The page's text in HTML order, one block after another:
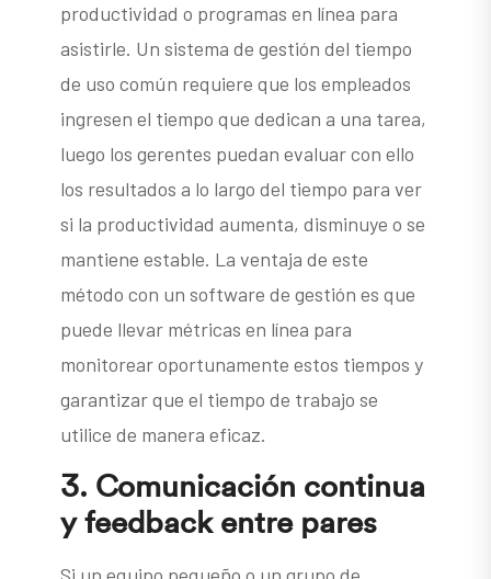
productividad o programas en línea para
asistirle. Un sistema de gestión del tiempo
de uso común requiere que los empleados
ingresen el tiempo que dedican a una tarea,
luego los gerentes puedan evaluar con ello
los resultados a lo largo del tiempo para ver
si la productividad aumenta, disminuye o se
mantiene estable. La ventaja de este
método con un software de gestión es que
puede llevar métricas en línea para
monitorear oportunamente estos tiempos y
garantizar que el tiempo de trabajo se
utilice de manera eficaz.
3. Comunicación continua
y feedback entre pares